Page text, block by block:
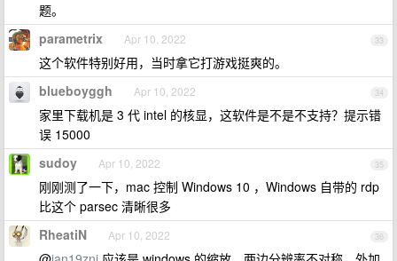
题。
33
parametrix Apr 10, 2022
这个软件特别好用，当时拿它打游戏挺爽的。
34
blueboyggh Apr 10, 2022
家里下载机是 3 代 intel 的核显，这软件是不是不支持？提示错
误 15000
35
sudoy Apr 10, 2022
刚刚测了一下，mac 控制 Windows 10 ，Windows 自带的 rdp
比这个 parsec 清晰很多
36
RheatiN Apr 10, 2022